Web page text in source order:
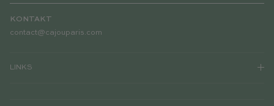
KONTAKT
contact@cajouparis.com
LINKS